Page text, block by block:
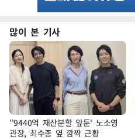
많이 본 기사
''9440억 재산분할 앞둔' 노소영
관장, 최수종 옆 깜짝 근황